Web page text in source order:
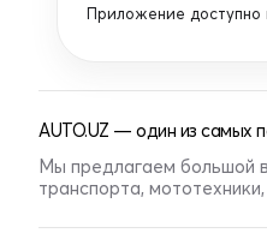
Приложение доступно
AUTO.UZ — один из самых
Мы предлагаем большой
транспорта,